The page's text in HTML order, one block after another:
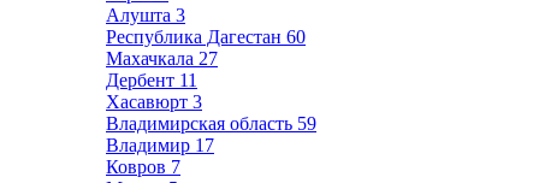
Алушта 3
Республика Дагестан 60
Махачкала 27
Дербент 11
Хасавюрт 3
Владимирская область 59
Владимир 17
Ковров 7